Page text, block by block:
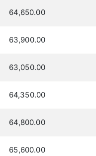
64,650.00
63,900.00
63,050.00
64,350.00
64,800.00
65,600.00